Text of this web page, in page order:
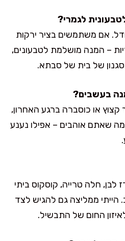
אם משתמשים בציר ירקות
– המנה מושלמת לטבעונים,
של בית של סבתא.
קצוץ או כוסברה ברגע האחרון,
שאתם אוהבים – אפילו נענע
חלה טרייה, קוסקוס ביתי
הייתי ממליצה גם להגיש לצד
החום של התבשיל.